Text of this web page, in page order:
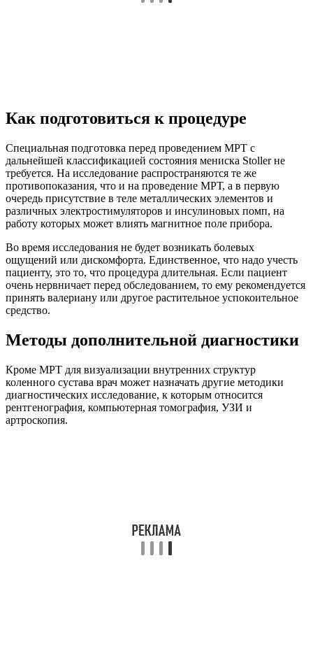
Как подготовиться к процедуре
Специальная подготовка перед проведением МРТ с
дальнейшей классификацией состояния мениска Stoller не
требуется. На исследование распространяются те же
противопоказания, что и на проведение МРТ, а в первую
очередь присутствие в теле металлических элементов и
различных электростимуляторов и инсулиновых помп, на
работу которых может влиять магнитное поле прибора.
Во время исследования не будет возникать болевых
ощущений или дискомфорта. Единственное, что надо учесть
пациенту, это то, что процедура длительная. Если пациент
очень нервничает перед обследованием, то ему рекомендуется
принять валериану или другое растительное успокоительное
средство.
Методы дополнительной диагностики
Кроме МРТ для визуализации внутренних структур
коленного сустава врач может назначать другие методики
диагностических исследование, к которым относится
рентгенография, компьютерная томография, УЗИ и
артроскопия.